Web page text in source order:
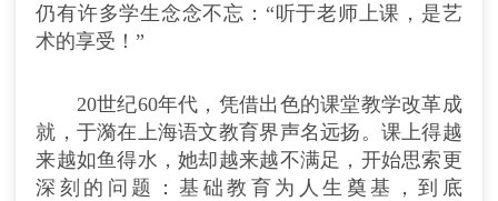
仍有许多学生念念不忘：“听于老师上课，是艺
术的享受！”
20世纪60年代，凭借出色的课堂教学改革成
就，于漪在上海语文教育界声名远扬。课上得越
来越如鱼得水，她却越来越不满足，开始思索更
深刻的问题：基础教育为人生奠基，到底